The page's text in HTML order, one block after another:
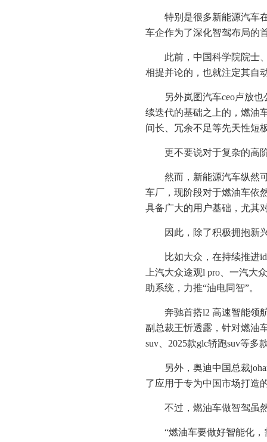
特别是很多新能源汽车
车企作为了深化智驾布局的
此前，中国科学院院士
相提并论的，也就注定其自
另外岚图汽车ceo卢放
续迭代的基础之上的，燃油
间长、冗余不足等先天性短
更不要说对于复杂的高
然而，新能源汽车纵然
车厂，现阶段对于燃油车依
具备广大的用户基础，尤其
因此，除了积极拥抱新
比如大众，在持续推进
上汽大众途观l pro、一汽大
助系统，力推“油电同智”。
奔驰首搭l2 高速智能领
副总裁王忻透露，针对燃油
suv、2025款glc轿跑suv等多
另外，奥迪中国总裁
了应用于专为中国市场打造
不过，燃油车做智驾虽
“燃油车要做好智能化